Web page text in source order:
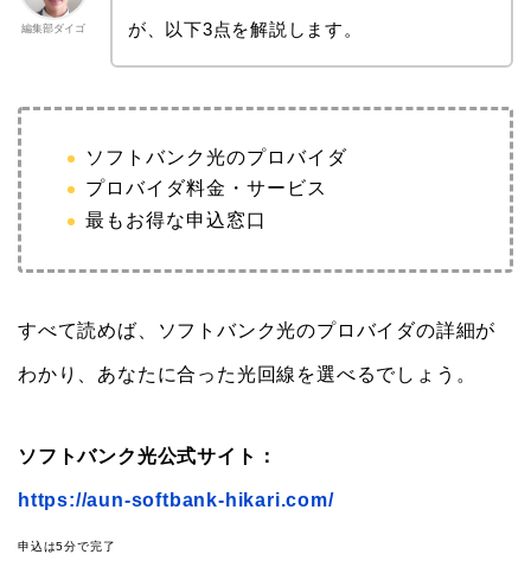
編集部ダイゴ が、以下3点を解説します。
ソフトバンク光のプロバイダ
プロバイダ料金・サービス
最もお得な申込窓口
すべて読めば、ソフトバンク光のプロバイダの詳細が
わかり、あなたに合った光回線を選べるでしょう。
ソフトバンク光公式サイト：
https://aun-softbank-hikari.com/
申込は5分で完了